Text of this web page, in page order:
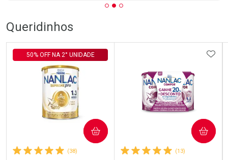
Queridinhos
(38)
50% OFF NA 2° UNIDADE
COMPRAR
(13)
COMPRAR